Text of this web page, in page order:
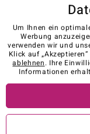
Karriere AGB
Visit
© Juwelo
Um Ihnen ein
Werbung
verwenden wir und
Klick auf
ablehnen. Ihre
Informationen